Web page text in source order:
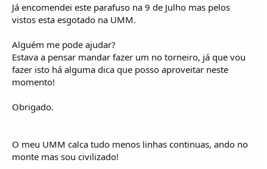
Já encomendei este parafuso na 9 de Julho mas pelos
vistos esta esgotado na UMM.
Alguém me pode ajudar?
Estava a pensar mandar fazer um no torneiro, já que vou
fazer isto há alguma dica que posso aproveitar neste
momento!
Obrigado.
O meu UMM calca tudo menos linhas continuas, ando no
monte mas sou civilizado!